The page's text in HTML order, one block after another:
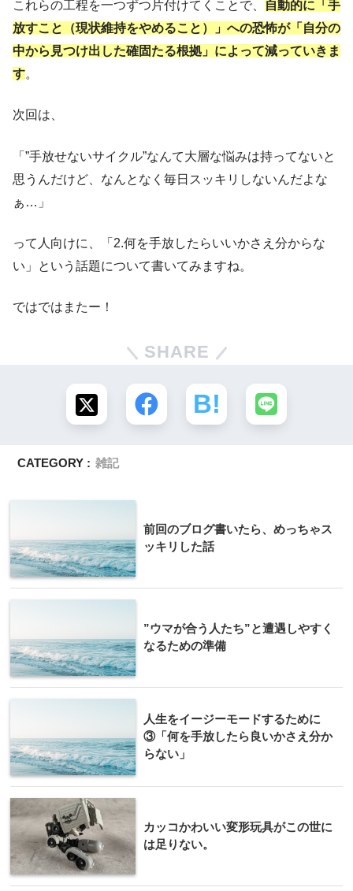
これらの工程を一つずつ片付けてくことで、
自動的に「手
放すこと（現状維持をやめること）」への恐怖が「自分の
中から見つけ出した確固たる根拠」によって減っていきま
す。
次回は、
「”手放せないサイクル”なんて大層な悩みは持ってないと
思うんだけど、なんとなく毎日スッキリしないんだよな
ぁ…」
って人向けに、「2.何を手放したらいいかさえ分からな
い」という話題について書いてみますね。
ではではまたー！
SHARE
CATEGORY : 雑記
前回のブログ書いたら、めっちゃス
ッキリした話
”ウマが合う人たち”と遭遇しやすく
なるための準備
人生をイージーモードするために
③「何を手放したら良いかさえ分か
らない」
カッコかわいい変形玩具がこの世に
は足りない。